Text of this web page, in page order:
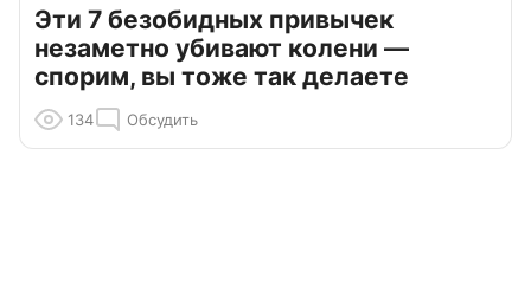
Эти 7 безобидных привычек
незаметно убивают колени —
спорим, вы тоже так делаете
134 Обсудить